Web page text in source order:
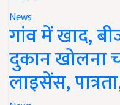
News
गांव में खाद,
दुकान खोलना
लाइसेंस,